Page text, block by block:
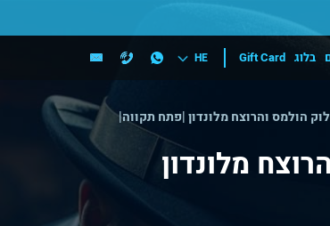
בלוג Gift Card
HE
הולמס והרוצח מלונדון |פתח תקווה|
מלונדון